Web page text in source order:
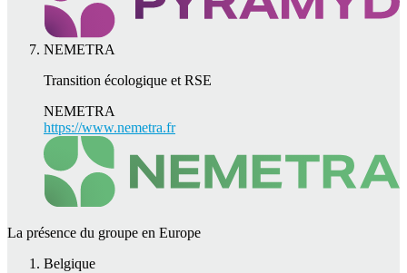
NEMETRA
Transition écologique et RSE
NEMETRA
https://www.nemetra.fr
La présence du groupe en Europe
Belgique